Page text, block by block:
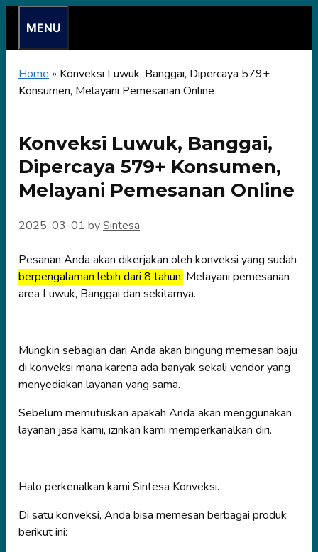
content
MENU
Home » Konveksi Luwuk, Banggai, Dipercaya 579+
Konsumen, Melayani Pemesanan Online
Konveksi Luwuk, Banggai,
Dipercaya 579+ Konsumen,
Melayani Pemesanan Online
2025-03-01 bySintesa
Pesanan Anda akan dikerjakan oleh konveksi yang sudah
berpengalaman lebih dari 8 tahun. Melayani pemesanan
area Luwuk, Banggai dan sekitarnya.
Mungkin sebagian dari Anda akan bingung memesan baju
di konveksi mana karena ada banyak sekali vendor yang
menyediakan layanan yang sama.
Sebelum memutuskan apakah Anda akan menggunakan
layanan jasa kami, izinkan kami memperkanalkan diri.
Halo perkenalkan kami Sintesa Konveksi.
Di satu konveksi, Anda bisa memesan berbagai produk
berikut ini: